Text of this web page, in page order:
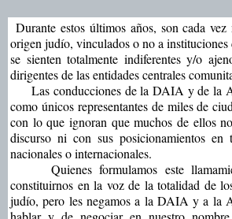
Durante estos últimos años, son cada
origen judío, vinculados o no a
se sienten totalmente indiferentes y/o
dirigentes de las entidades centrales
Las conducciones de la DAIA y de la
como únicos representantes de miles de
con lo que ignoran que muchos de ellos
discurso ni con sus posicionamientos
nacionales o internacionales.
Quienes formulamos este
constituirnos en la voz de la totalidad de
judío, pero les negamos a la DAIA y a la